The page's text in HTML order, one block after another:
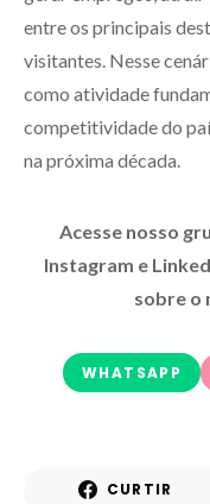
entre os principais
visitantes. Nesse
como atividade
competitividade do
na próxima década.
Acesse nosso
Instagram e
sobre o
WHATSAPP
CURTIR